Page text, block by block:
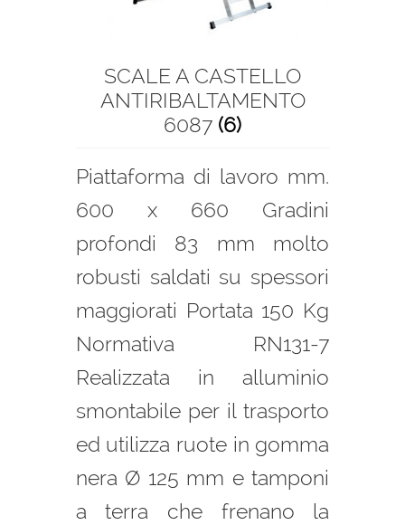
SCALE A CASTELLO
ANTIRIBALTAMENTO
6087 (6)
Piattaforma di lavoro mm.
600 x 660 Gradini
profondi 83 mm molto
robusti saldati su spessori
maggiorati Portata 150 Kg
Normativa RN131-7
Realizzata in alluminio
smontabile per il trasporto
ed utilizza ruote in gomma
nera Ø 125 mm e tamponi
a terra che frenano la